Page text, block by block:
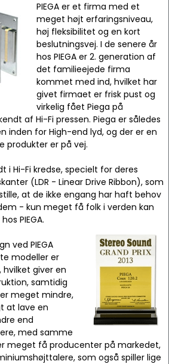
PIEGA er et firma med et
meget højt erfaringsniveau,
høj fleksibilitet og en kort
beslutningsvej. I de senere år
hos PIEGA er 2. generation af
det familieejede firma
kommet med ind, hvilket har
givet firmaet er frisk pust og
virkelig fået Piega på
af Hi-Fi pressen. Piega er således
inden for High-end lyd, og der er en
produkter er på vej.
i Hi-Fi kredse, specielt for deres
(LDR - Linear Drive Ribbon), som
at de ikke engang har haft behov
- kun meget få folk i verden kan
PIEGA.
ved PIEGA
modeller er
giver en
samtidig
meget mindre,
at lave en
end
med samme
meget få producenter på markedet,
som også spiller lige